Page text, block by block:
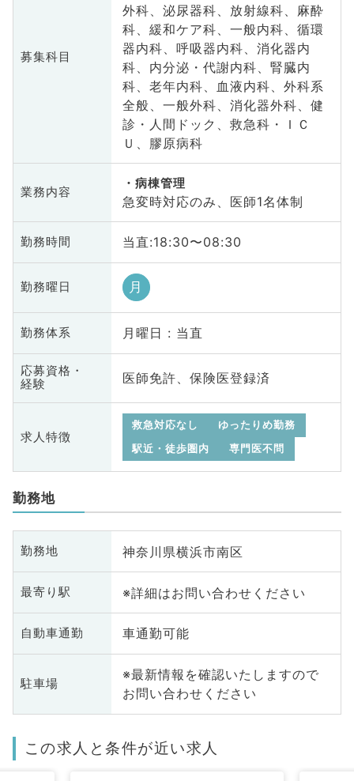
募集科目
外科、泌尿器科、放射線科、麻酔
科、緩和ケア科、一般内科、循環
器内科、呼吸器内科、消化器内
科、内分泌・代謝内科、腎臓内
科、老年内科、血液内科、外科系
全般、一般外科、消化器外科、健
診・人間ドック、救急科・ＩＣ
Ｕ、膠原病科
業務内容
病棟管理
急変時対応のみ、医師1名体制
勤務時間 当直:18:30〜08:30
勤務曜日 月
勤務体系 月曜日 : 当直
応募資格・
経験
医師免許、保険医登録済
求人特徴
救急対応なし
ゆったりめ勤務
駅近・徒歩圏内
専門医不問
勤務地
勤務地 神奈川県横浜市南区
最寄り駅 ※詳細はお問い合わせください
自動車通勤 車通勤可能
駐車場
※最新情報を確認いたしますので
お問い合わせください
この求人と条件が近い求人